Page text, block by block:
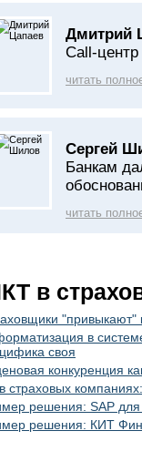
Дмитрий
Call-центр
читать
Сергей
Банкам
читать
в
"привыкают"
в
своя
конкуренция
страховых
решения: SAP для
решения: КИТ